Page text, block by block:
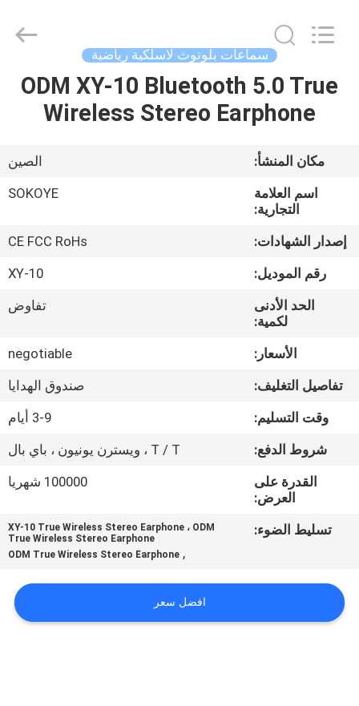
منزل،
منتجات
معلومات
عنا
جولة
المعمل
مراقبة
الجودة
اتصل
حالات
Electronic
Co.,Ltd.
سماعات بلوتوث لاسلكية رياضية
ODM XY-10 Bluetooth 5.0 True
Wireless Stereo Earphone
مكان المنشأ:
الصين
اسم العلامة
التجارية:
SOKOYE
إصدار الشهادات:
CE FCC RoHs
رقم الموديل:
XY-10
الحد الأدنى
لكمية:
تفاوض
الأسعار:
negotiable
تفاصيل التغليف:
صندوق الهدايا
وقت التسليم:
3-9 أيام
شروط الدفع:
T / T ، ويسترن يونيون ، باي بال
القدرة على
العرض:
100000 شهريا
تسليط الضوء:
XY-10 True Wireless Stereo Earphone ، ODM
True Wireless Stereo Earphone
,
ODM True Wireless Stereo Earphone
افضل سعر